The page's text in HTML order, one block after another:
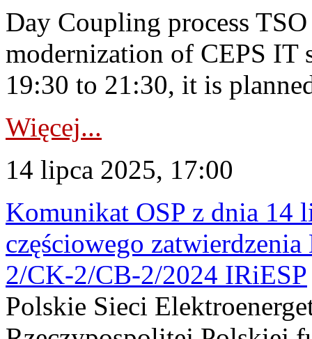
Day Coupling process
modernization of CEPS IT
19:30 to 21:30, it is
Więcej...
14 lipca 2025, 17:00
Komunikat OSP z dnia 14
częściowego
2/CK-2/CB-2/2024 IRiESP
Polskie Sieci